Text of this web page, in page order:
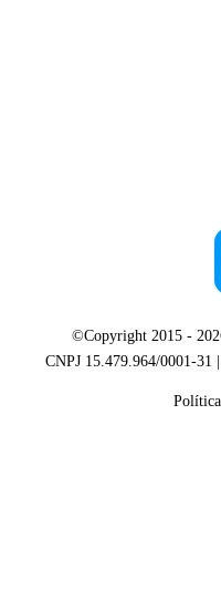
©Copyright 2015 -
CNPJ 15.479.964/0001-31